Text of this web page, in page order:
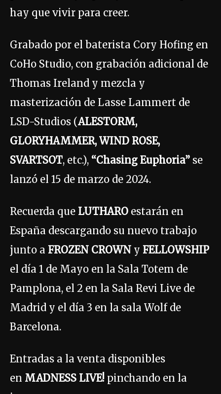
hay que vivir para creer.
Grabado por el baterista Cory Hofing en
CoHo Studio, con grabación adicional de
Thomas Ireland y mezcla y
masterización de Lasse Lammert de
LSD-Studios (ALESTORM,
GLORYHAMMER, WIND ROSE,
SVARTSOT, etc.), “Chasing Euphoria” se
lanzó el 15 de marzo de 2024.
Recuerda que LUTHARO estarán en
España descargando su nuevo trabajo
junto a FROZEN CROWN y FELLOWSHIP
el día 1 de Mayo en la Sala Totem de
Pamplona, el 2 en la Sala Revi Live de
Madrid y el día 3 en la sala Wolf de
Barcelona.
Entradas a la venta disponibles
en MADNESS LIVE! pinchando en la